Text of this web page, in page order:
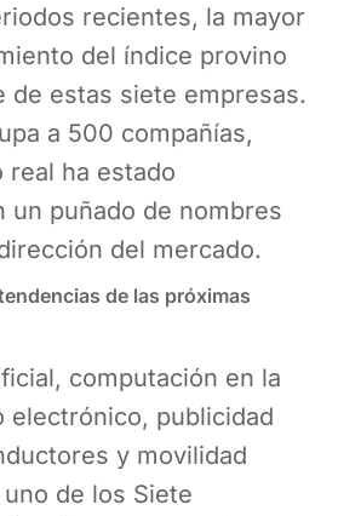
recientes, la mayor
del índice provino
de estas siete empresas.
a 500 compañías,
real ha estado
un puñado de nombres
del mercado.
de las próximas
computación en la
electrónico, publicidad
y movilidad
de los Siete